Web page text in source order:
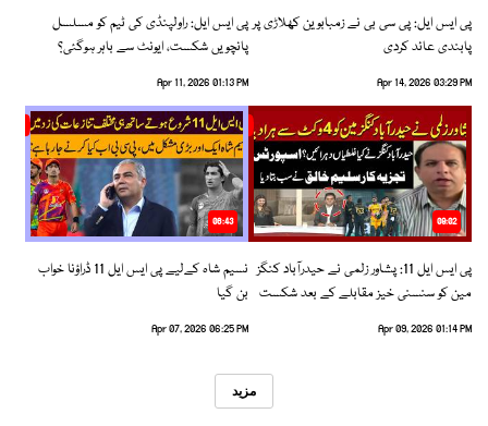
پی ایس ایل: پی سی بی نے زمبابوین کھلاڑی پر
پابندی عائد کردی
Apr 14, 2026 03:29 PM
پی ایس ایل: راولپنڈی کی ٹیم کو مسلسل
پانچویں شکست، ایونٹ سے باہر ہوگئی؟
Apr 11, 2026 01:13 PM
09:02
پی ایس ایل 11: پشاور زلمی نے حیدرآباد کنگز
مین کو سنسنی خیز مقابلے کے بعد شکست
Apr 09, 2026 01:14 PM
06:43
نسیم شاہ کےلیے پی ایس ایل 11 ڈراؤنا خواب
بن گیا
Apr 07, 2026 06:25 PM
مزید